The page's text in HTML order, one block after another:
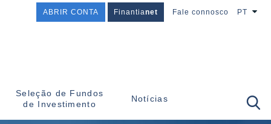
Seleção de Fundos
de Investimento
Notícias
ABRIR CONTA Finantianet Fale connosco PT